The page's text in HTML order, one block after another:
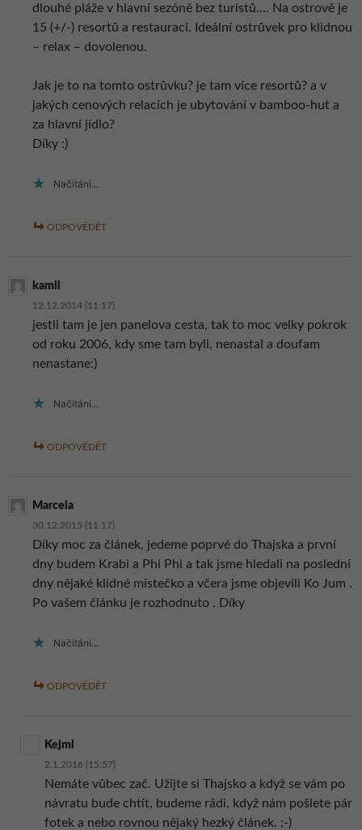
dlouhé pláže v hlavní sezóně bez turistů…. Na ostrově je
15 (+/-) resortů a restaurací. Ideální ostrůvek pro klidnou
– relax – dovolenou.
Jak je to na tomto ostrůvku? je tam více resortů? a v
jakých cenových relacích je ubytování v bamboo-hut a
za hlavní jídlo?
Díky :)
Načítání...
ODPOVĚDĚT
kamil
12.12.2014 (11:17)
jestli tam je jen panelova cesta, tak to moc velky pokrok
od roku 2006, kdy sme tam byli, nenastal a doufam
nenastane:)
Načítání...
ODPOVĚDĚT
Marcela
30.12.2015 (11:17)
Díky moc za článek, jedeme poprvé do Thajska a první
dny budem Krabi a Phi Phi a tak jsme hledali na poslední
dny nějaké klidné místečko a včera jsme objevili Ko Jum .
Po vašem článku je rozhodnuto . Díky
Načítání...
ODPOVĚDĚT
Kejml
2.1.2016 (15:57)
Nemáte vůbec zač. Užijte si Thajsko a když se vám po
návratu bude chtít, budeme rádi, když nám pošlete pár
fotek a nebo rovnou nějaký hezký článek. ;-)